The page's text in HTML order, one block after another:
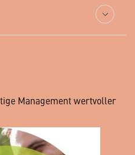
Management wertvoller